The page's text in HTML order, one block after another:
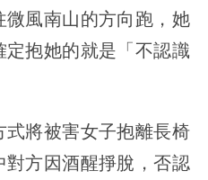
風南山的方向跑，她
抱她的就是「不認識
將被害女子抱離長椅
方因酒醒掙脫，否認